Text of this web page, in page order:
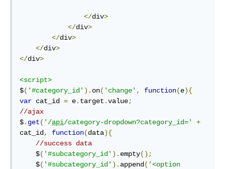
</div>
</div>
</div>
</div>
</div>
<script>
$( '#category_id' ). on( 'change' , function(e){
var cat_id = e. target .value;
//ajax
$. get( '/api/category-dropdown?category_id='
+
cat_id, function(data){
//success data
    $
( '#subcategory_id' ). empty();
    $
( '#subcategory_id' ). append( '<option